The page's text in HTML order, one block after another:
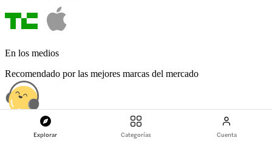
Explorar Categorías Cuenta
En los medios
Recomendado por las mejores marcas del mercado
Centro de atención al cliente 24/7